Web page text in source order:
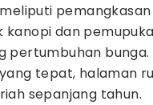
kanopi dan
pertumbuhan bunga.
tepat, halaman
sepanjang tahun.